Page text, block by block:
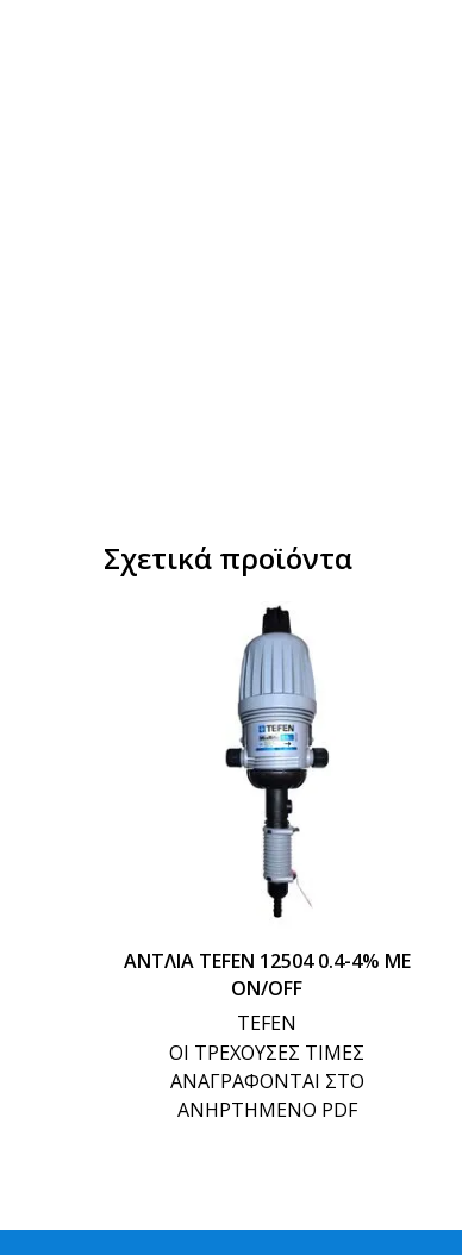
Σχετικά προϊόντα
ΑΝΤΛΙΑ TEFEN 12504 0.4-4% ΜΕ
ON/OFF
TEFEN
ΟΙ ΤΡΕΧΟΥΣΕΣ ΤΙΜΕΣ
ΑΝΑΓΡΑΦΟΝΤΑΙ ΣΤΟ
ΑΝΗΡΤΗΜΕΝΟ PDF